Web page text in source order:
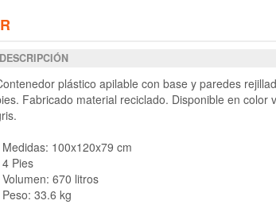
DESCRIPCIÓN
plástico apilable con base y paredes
Fabricado material reciclado. Disponible en color
100x120x79 cm
Pies
670 litros
33.6 kg